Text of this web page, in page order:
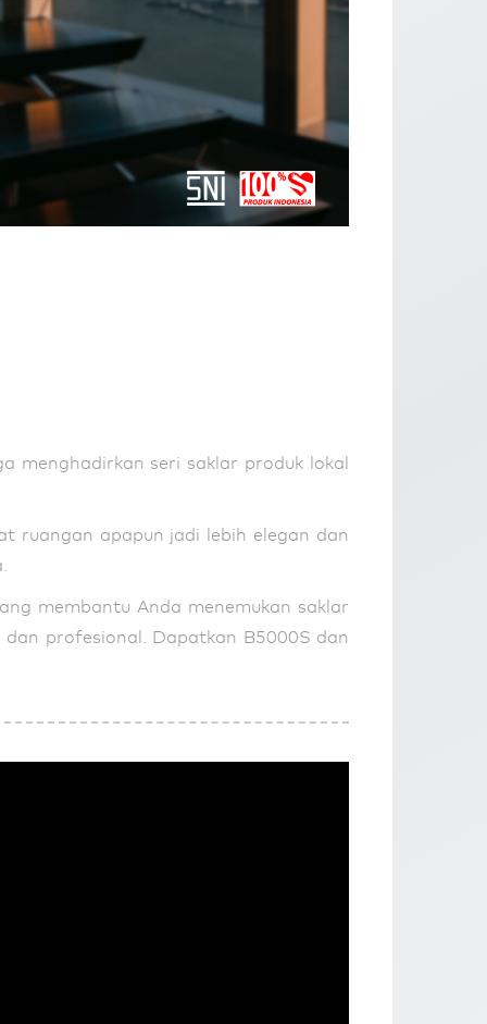
menghadirkan seri saklar produk lokal
ruangan apapun jadi lebih elegan dan
membantu Anda menemukan saklar
profesional. Dapatkan B5000S dan